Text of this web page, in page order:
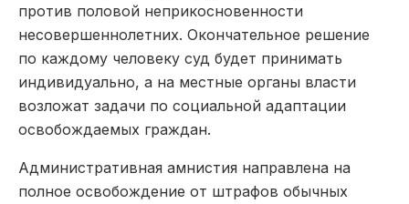
против половой неприкосновенности
несовершеннолетних. Окончательное решение
по каждому человеку суд будет принимать
индивидуально, а на местные органы власти
возложат задачи по социальной адаптации
освобождаемых граждан.
Административная амнистия направлена на
полное освобождение от штрафов обычных